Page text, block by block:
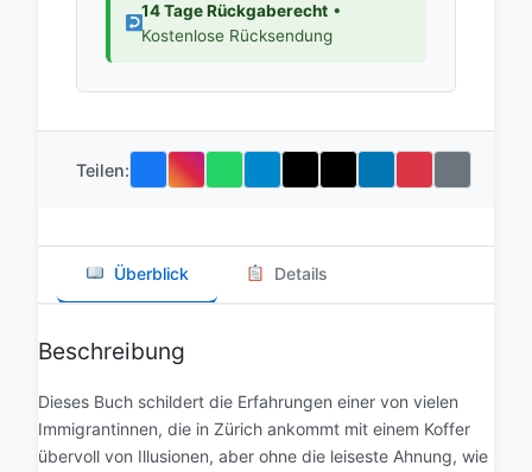
14 Tage Rückgaberecht•
Kostenlose Rücksendung
Teilen:
Überblick Details
Beschreibung
Dieses Buch schildert die Erfahrungen einer von vielen
Immigrantinnen, die in Zürich ankommt mit einem Koffer
übervoll von Illusionen, aber ohne die leiseste Ahnung, wie